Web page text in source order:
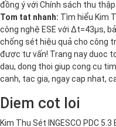
đồng ý với Chính sách thu
Tom tat nhanh: Tìm hiểu Kim
công nghệ ESE với Δt=43µs,
chống sét hiệu quả cho công
được tư vấn! Trang nay duoc
dau, dong thoi giup cong cu
canh, tac gia, ngay cap nhat,
Diem cot loi
Kim Thu Sét INGESCO PDC